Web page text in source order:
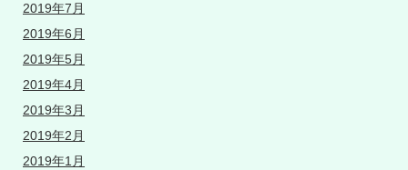
2019年7月
2019年6月
2019年5月
2019年4月
2019年3月
2019年2月
2019年1月